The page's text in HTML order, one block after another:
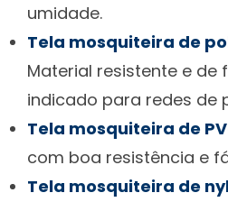
umidade.
Tela mosquiteira de
Material resistente e de
indicado para redes de
Tela mosquiteira de
com boa resistência e
Tela mosquiteira de